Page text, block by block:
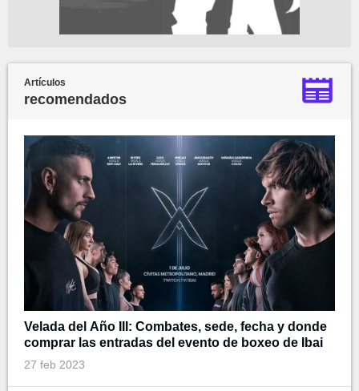
Artículos
recomendados
Velada del Año III: Combates, sede, fecha y donde
comprar las entradas del evento de boxeo de Ibai
27 feb 2023